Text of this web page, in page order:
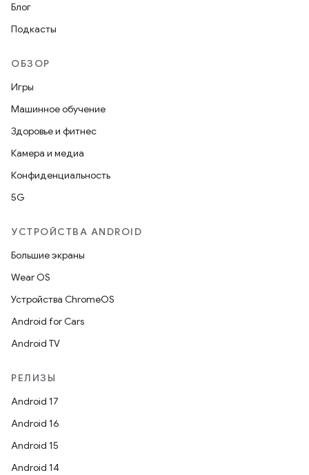
Блог
Подкасты
ОБЗОР
Игры
Машинное обучение
Здоровье и фитнес
Камера и медиа
Конфиденциальность
5G
УСТРОЙСТВА ANDROID
Большие экраны
Wear OS
Устройства ChromeOS
Android for Cars
Android TV
РЕЛИЗЫ
Android 17
Android 16
Android 15
Android 14